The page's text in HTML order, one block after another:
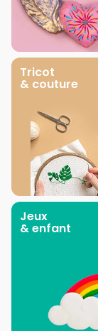
Tricot
& couture
Jeux
& enfant